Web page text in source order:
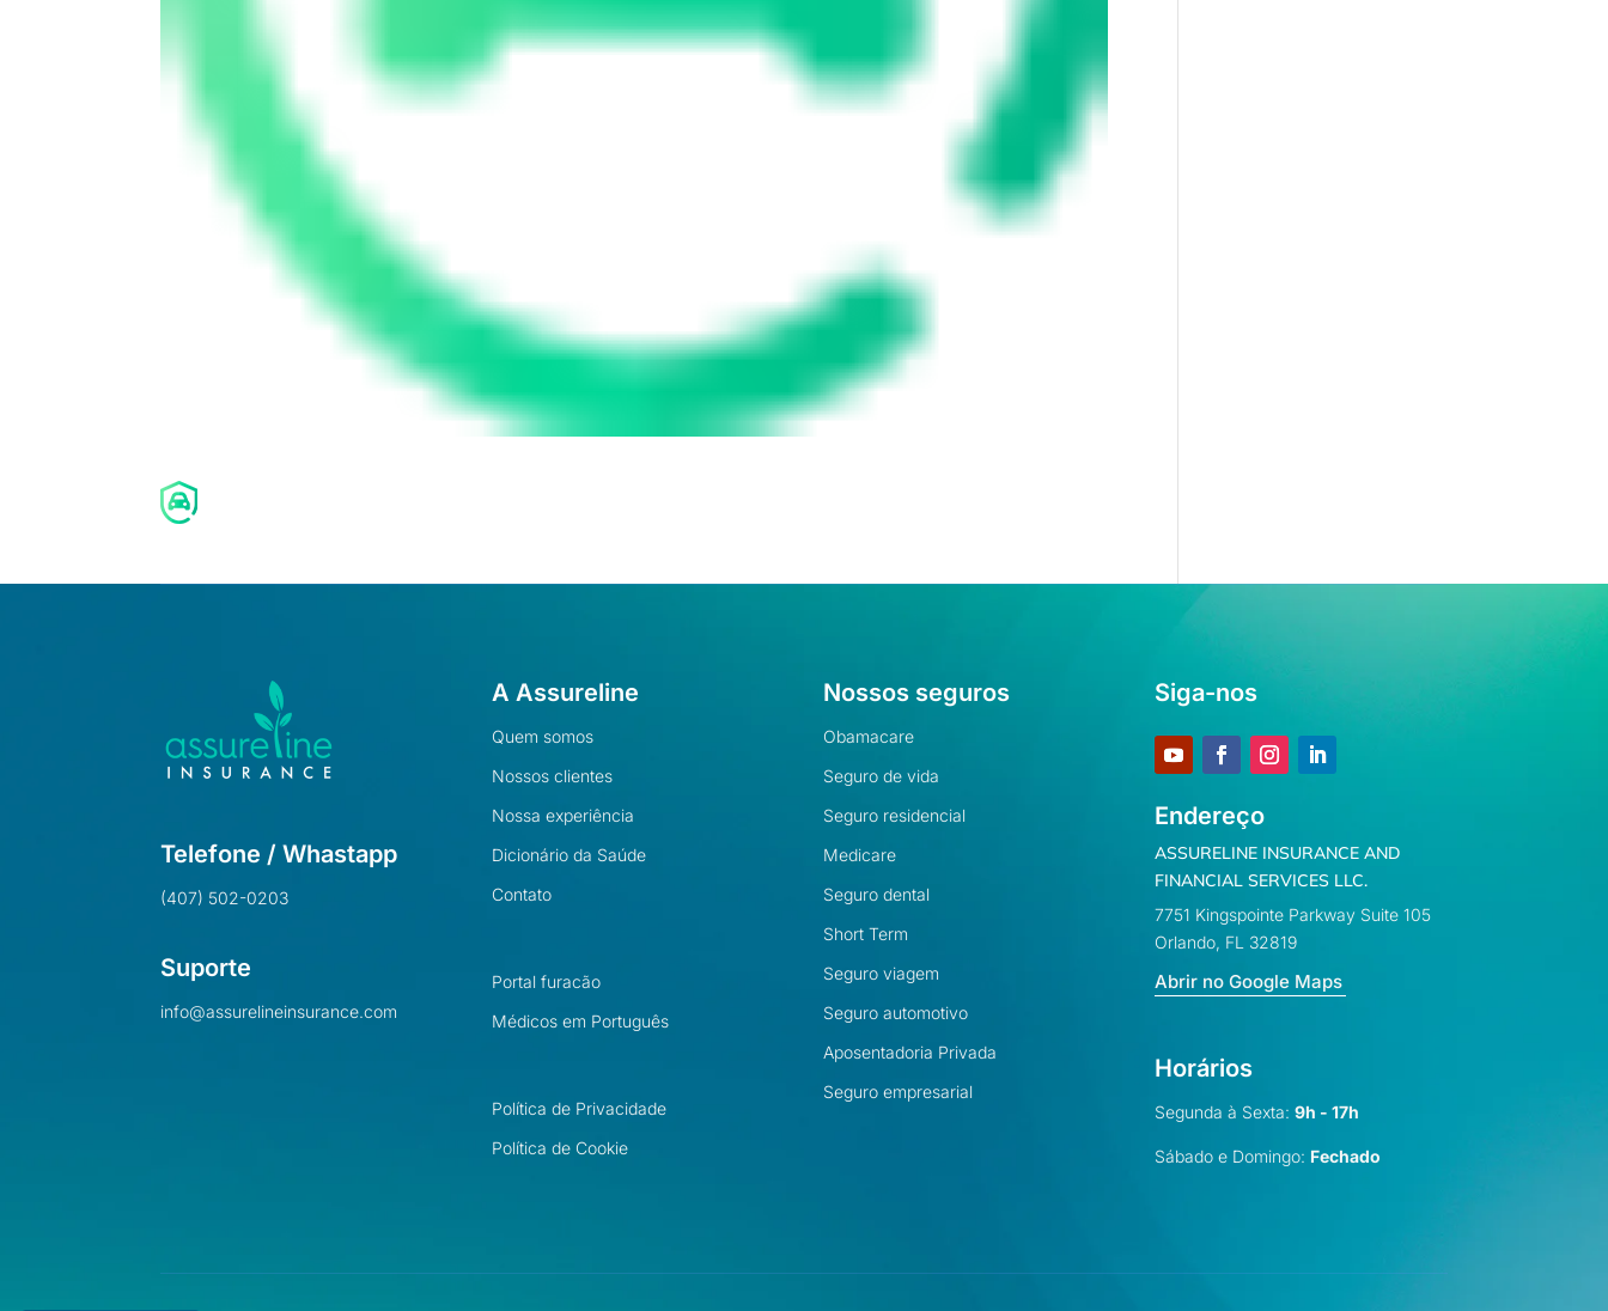
Telefone / Whastapp
(407) 502-0203
Suporte
info@assurelineinsurance.com
A Assureline
Quem somos
Nossos clientes
Nossa experiência
Dicionário da Saúde
Contato
Portal furacão
Médicos em Português
Política de Privacidade
Política de Cookie
Nossos seguros
Obamacare
Seguro de vida
Seguro residencial
Medicare
Seguro dental
Short Term
Seguro viagem
Seguro automotivo
Aposentadoria Privada
Seguro empresarial
Siga-nos
Endereço
ASSURELINE INSURANCE AND
FINANCIAL SERVICES LLC.
7751 Kingspointe Parkway Suite 105
Orlando, FL 32819
Abrir no Google Maps
Horários
Segunda à Sexta: 9h - 17h
Sábado e Domingo: Fechado